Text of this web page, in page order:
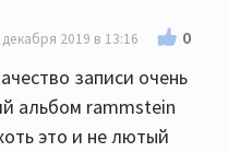
декабря 2019 в 13:16 0
записи очень
альбом rammstein
это и не лютый